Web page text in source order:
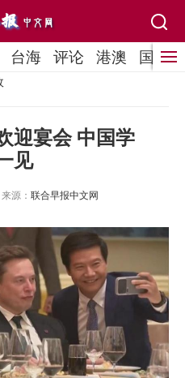
台海 评论 港澳 国际
迎宴会 中国学
见
来源： 联合早报中文网